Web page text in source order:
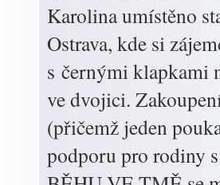
Karolina umístěno
Ostrava, kde si
s černými klapkami
ve dvojici.
(přičemž jeden
podporu pro rodiny